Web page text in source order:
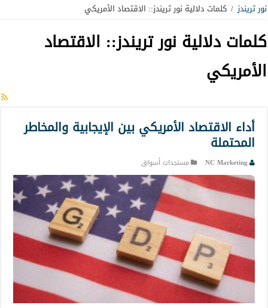
نور تريندز / كلمات دلالية نور تريندز:: الاقتصاد الأمريكي
كلمات دلالية نور تريندز:: الاقتصاد
الأمريكي
أداء الاقتصاد الأمريكي بين الإيجابية والمخاطر
المحتملة
NC Marketing مستجدات أسواق